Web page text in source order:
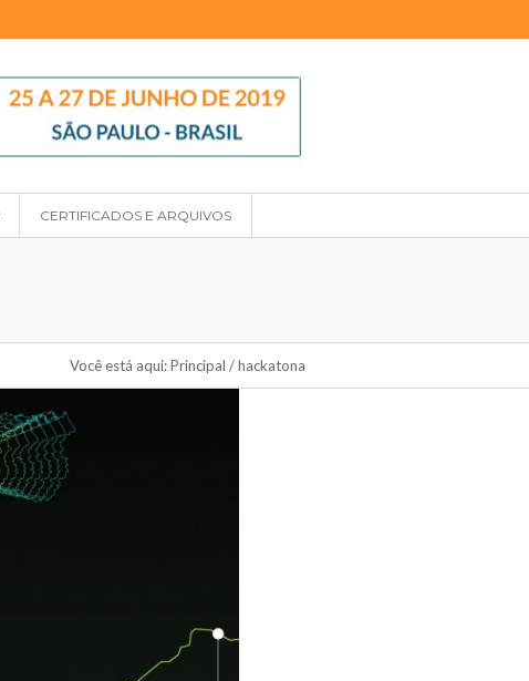
CERTIFICADOS E ARQUIVOS
Você está aqui:Principal /hackatona